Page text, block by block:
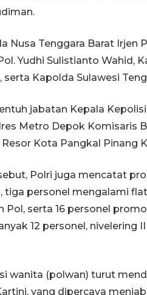
Nusa Tenggara Barat Irjen
Yudhi Sulistianto Wahid,
serta Kapolda Sulawesi
jabatan Kepala
Metro Depok Komisaris
Kota Pangkal Pinang
Polri juga mencatat
tiga personel mengalami
Pol, serta 16 personel
12 personel, nivelering
wanita (polwan) turut
yang dipercaya